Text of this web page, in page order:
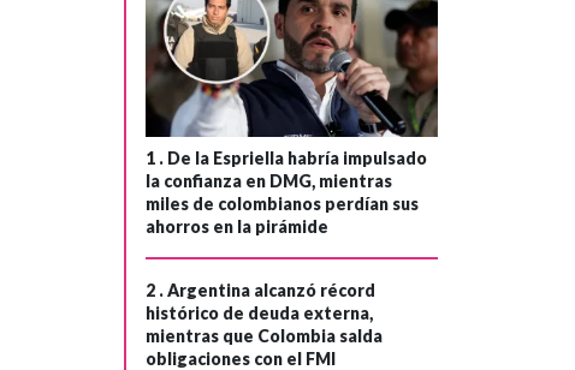
1 . De la Espriella habría impulsado
la confianza en DMG, mientras
miles de colombianos perdían sus
ahorros en la pirámide
2 .Argentina alcanzó récord
histórico de deuda externa,
mientras que Colombia salda
obligaciones con el FMI